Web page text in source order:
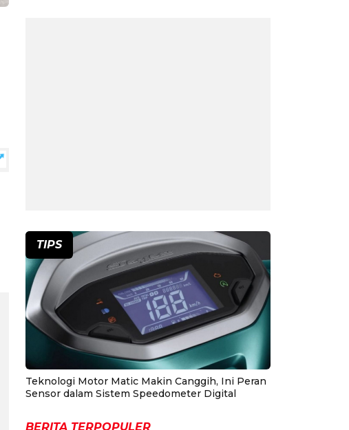
TIPS
Teknologi Motor Matic Makin Canggih, Ini Peran
Sensor dalam Sistem Speedometer Digital
BERITA TERPOPULER